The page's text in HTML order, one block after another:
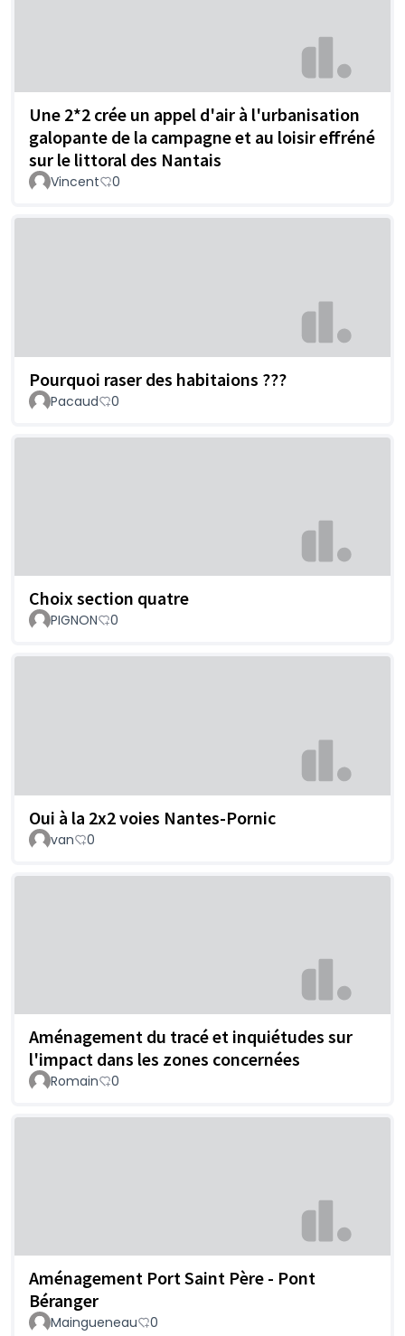
Une 2*2 crée un appel d'air à l'urbanisation
galopante de la campagne et au loisir effréné
sur le littoral des Nantais
Vincent 0
Pourquoi raser des habitaions ???
Pacaud 0
Choix section quatre
PIGNON 0
Oui à la 2x2 voies Nantes-Pornic
van 0
Aménagement du tracé et inquiétudes sur
l'impact dans les zones concernées
Romain 0
Aménagement Port Saint Père - Pont
Béranger
Maingueneau 0